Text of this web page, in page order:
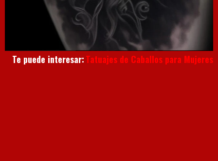
Te puede interesar:Tatuajes de Caballos para Mujeres